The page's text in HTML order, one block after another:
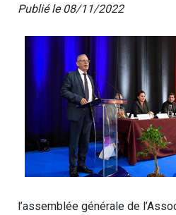
Publié le 08/11/2022
l’assemblée générale de